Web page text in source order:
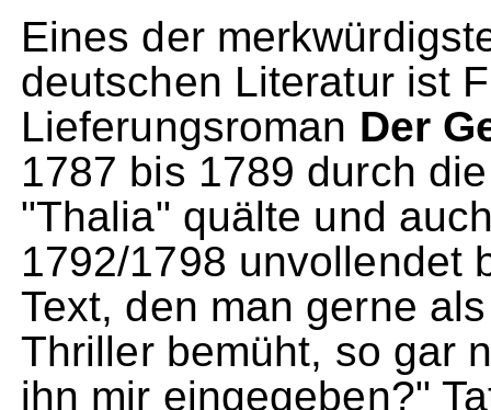
Eines der
deutschen Literatur ist
Lieferungsroman Der
1787 bis 1789 durch
"Thalia" quälte und
1792/1798 unvollendet
Text, den man gerne
Thriller bemüht, so gar
ihn mir eingegeben?"